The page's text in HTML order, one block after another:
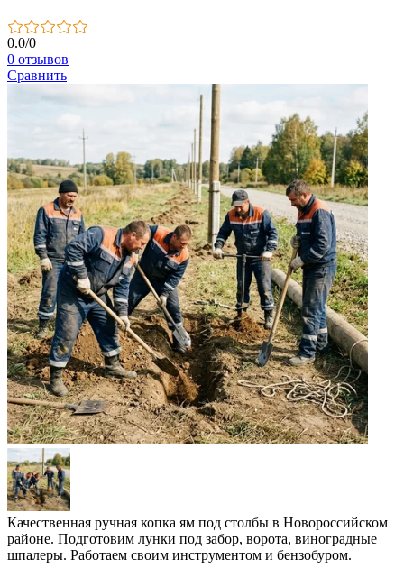
0.0/0
0 отзывов
Сравнить
Качественная ручная копка ям под столбы в Новороссийском
районе. Подготовим лунки под забор, ворота, виноградные
шпалеры. Работаем своим инструментом и бензобуром.